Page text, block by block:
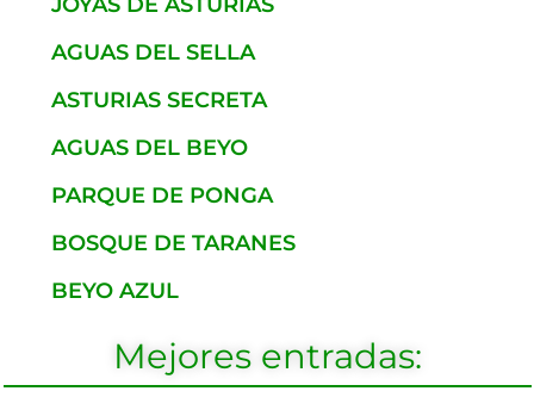
AGUAS DEL SELLA
ASTURIAS SECRETA
AGUAS DEL BEYO
PARQUE DE PONGA
BOSQUE DE TARANES
BEYO AZUL
Mejores entradas: